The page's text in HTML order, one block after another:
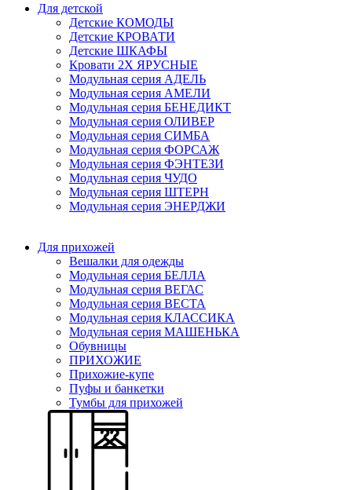
Для детской
Детские КОМОДЫ
Детские КРОВАТИ
Детские ШКАФЫ
Кровати 2Х ЯРУСНЫЕ
Модульная серия АДЕЛЬ
Модульная серия АМЕЛИ
Модульная серия БЕНЕДИКТ
Модульная серия ОЛИВЕР
Модульная серия СИМБА
Модульная серия ФОРСАЖ
Модульная серия ФЭНТЕЗИ
Модульная серия ЧУДО
Модульная серия ШТЕРН
Модульная серия ЭНЕРДЖИ
Для прихожей
Вешалки для одежды
Модульная серия БЕЛЛА
Модульная серия ВЕГАС
Модульная серия ВЕСТА
Модульная серия КЛАССИКА
Модульная серия МАШЕНЬКА
Обувницы
ПРИХОЖИЕ
Прихожие-купе
Пуфы и банкетки
Тумбы для прихожей